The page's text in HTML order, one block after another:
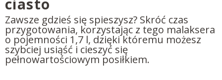
Zawsze gdzieś się spieszysz? Skróć czas
przygotowania, korzystając z tego malaksera
o pojemności 1,7 l, dzięki któremu możesz
szybciej usiąść i cieszyć się
pełnowartościowym posiłkiem.